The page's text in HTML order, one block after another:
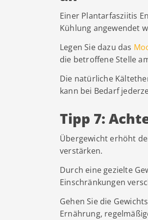
Einer Plantarfasziitis
Kühlung angewendet
Legen Sie dazu das
die betroffene Stelle
Die natürliche
kann bei Bedarf
Tipp 7:
Übergewicht erhöht
verstärken.
Durch eine gezielte
Einschränkungen
Gehen Sie die
Ernährung,